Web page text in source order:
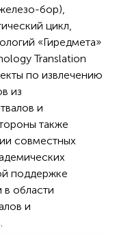
бор),
цикл,
«Гиредмета»
Translation
по извлечению
из
и
также
совместных
поддержке
области
и